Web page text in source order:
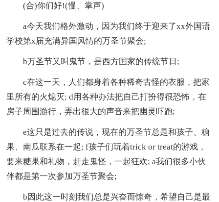
(合)你们好!(慢、掌声)
a今天我们格外激动，因为我们终于迎来了xx外国语
学校第x届充满异国风情的万圣节聚会;
b万圣节又叫鬼节，是西方国家的传统节日;
c在这一天，人们都身着各种稀奇古怪的衣服，把家
里所有的火熄灭; d用各种办法把自己打扮得很恐怖，在
房子周围游行，弄出很大的声音来把幽灵吓跑;
e这只是过去的传说，现在的万圣节总是和孩子、糖
果、南瓜联系在一起; f孩子们玩着trick or treat的游戏，
要来糖果和礼物，赶走鬼怪，一起狂欢; a我们很多小伙
伴都是第一次参加万圣节聚会;
b因此这一时刻我们总是兴奋而惊奇，希望自己是最